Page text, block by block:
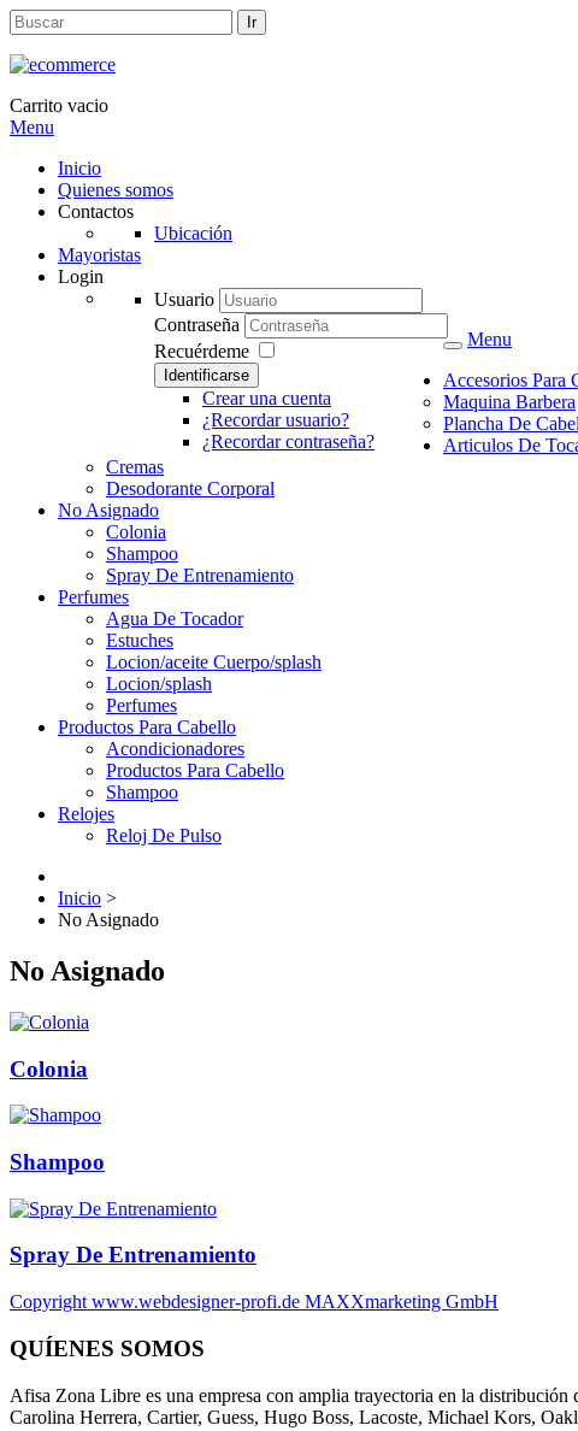
Carrito vacio
Menu
Inicio
Quienes somos
Contactos
Ubicación
Mayoristas
Login
Usuario
Contraseña
Recuérdeme
Identificarse
Crear una cuenta
¿Recordar usuario?
¿Recordar contraseña?
Menu
Accesorios Para
Maquina Barbera
Plancha De
Articulos De
Cremas
Desodorante Corporal
No Asignado
Colonia
Shampoo
Spray De Entrenamiento
Perfumes
Agua De Tocador
Estuches
Locion/aceite Cuerpo/splash
Locion/splash
Perfumes
Productos Para Cabello
Acondicionadores
Productos Para Cabello
Shampoo
Relojes
Reloj De Pulso
Inicio >
No Asignado
No Asignado
Colonia
Shampoo
Spray De Entrenamiento
Copyright www.webdesigner-profi.de MAXXmarketing GmbH
QUÍENES SOMOS
Afisa Zona Libre es una empresa con amplia trayectoria en la
Carolina Herrera, Cartier, Guess, Hugo Boss, Lacoste, Michael Kors,